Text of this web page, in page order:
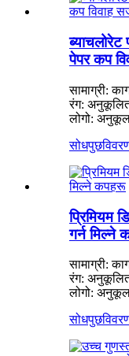
ब्याचलोरेट
पेपर कप
सामाग्री:
रंग:
लोगो:
सोधपुछ
प्रिमियम
गर्न मिल्ने
सामाग्री:
रंग:
लोगो:
सोधपुछ